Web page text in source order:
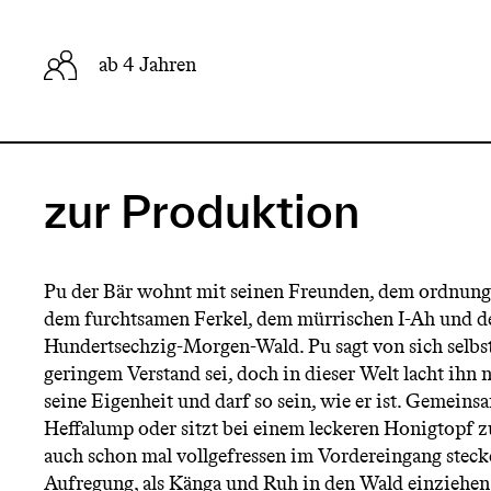
ab 4 Jahren
zur Produktion
Pu der Bär wohnt mit seinen Freunden, dem
dem furchtsamen Ferkel, dem mürrischen I-Ah und
Hundertsechzig-Morgen-Wald. Pu sagt von sich
geringem Verstand sei, doch in dieser Welt lacht ihn
seine Eigenheit und darf so sein, wie er ist.
Heffalump oder sitzt bei einem leckeren Honigtopf
auch schon mal vollgefressen im Vordereingang
Aufregung, als Känga und Ruh in den Wald